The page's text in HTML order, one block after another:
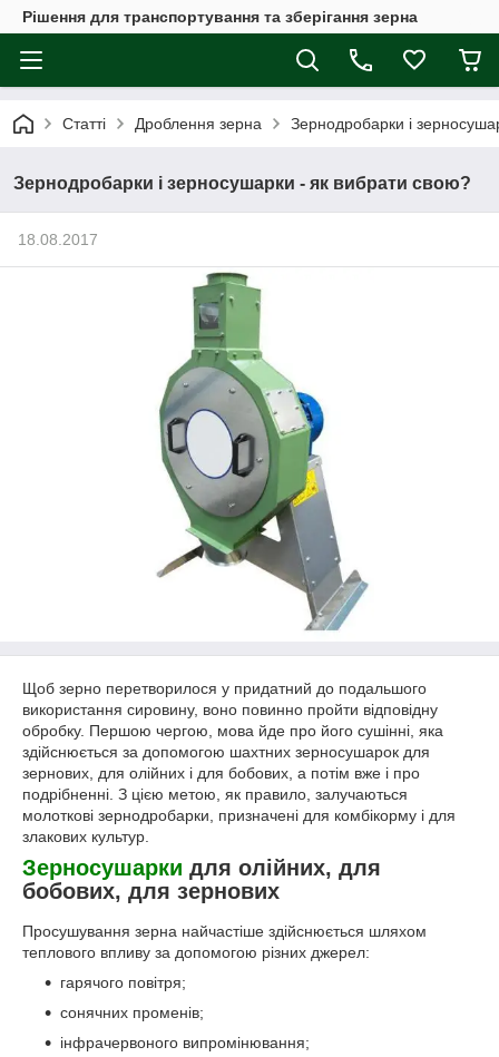
Рішення для транспортування та зберігання зерна
Статті Дроблення зерна Зернодробарки і
Зернодробарки і зерносушарки - як вибрати свою?
18.08.2017
Щоб зерно перетворилося у придатний до подальшого
використання сировину, воно повинно пройти відповідну
обробку. Першою чергою, мова йде про його сушінні, яка
здійснюється за допомогою шахтних зерносушарок для
зернових, для олійних і для бобових, а потім вже і про
подрібненні. З цією метою, як правило, залучаються
молоткові зернодробарки, призначені для комбікорму і для
злакових культур.
Зерносушарки для олійних, для
бобових, для зернових
Просушування зерна найчастіше здійснюється шляхом
теплового впливу за допомогою різних джерел:
гарячого повітря;
сонячних променів;
інфрачервоного випромінювання;